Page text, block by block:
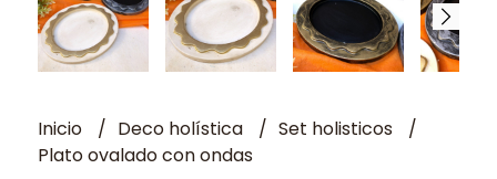
Inicio Deco holística
Set holisticos
Plato ovalado con ondas